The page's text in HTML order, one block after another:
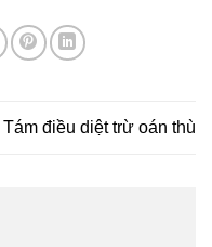
Tám điều diệt trừ oán thù